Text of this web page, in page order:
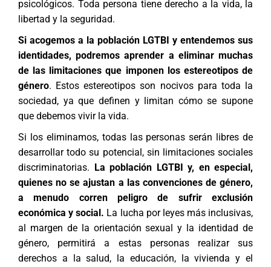
psicológicos. Toda persona tiene derecho a la vida, la
libertad y la seguridad.
Si acogemos a la población LGTBI y entendemos sus
identidades, podremos aprender a eliminar muchas
de las limitaciones que imponen los estereotipos de
género. Estos estereotipos son nocivos para toda la
sociedad, ya que definen y limitan cómo se supone
que debemos vivir la vida.
Si los eliminamos, todas las personas serán libres de
desarrollar todo su potencial, sin limitaciones sociales
discriminatorias. La población LGTBI y, en especial,
quienes no se ajustan a las convenciones de género,
a menudo corren peligro de sufrir exclusión
económica y social. La lucha por leyes más inclusivas,
al margen de la orientación sexual y la identidad de
género, permitirá a estas personas realizar sus
derechos a la salud, la educación, la vivienda y el